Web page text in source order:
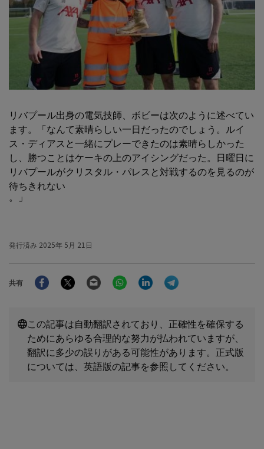
リバプール出身の電気技師、ボビーは次のように述べてい
ます。「なんて素晴らしい一日だったのでしょう。ルイ
ス・ディアスと一緒にプレーできたのは素晴らしかった
し、勝つことはケーキの上のアイシングだった。日曜日に
リバプールがクリスタル・パレスと対戦するのを見るのが
待ちきれない
。」
発行済み 2025年 5月 21日
共有
FacebookTwitter Email WhatsAppLinkedIn
この記事は自動翻訳されており、正確性を確保する
ためにあらゆる合理的な努力が払われていますが、
翻訳に多少の誤りがある可能性があります。正式版
については、英語版の記事を参照してください。